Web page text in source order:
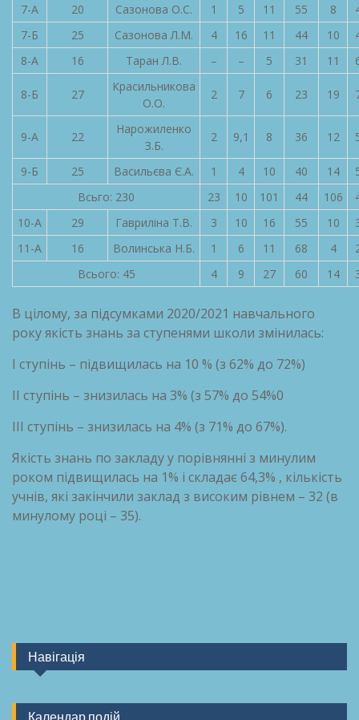
7-А 20 Сазонова О.С. 1 5 11 55 8
7-Б
25 Сазонова Л.М. 4 16 11 44 10
8-А
16 Таран Л.В. – – 5 31 11
8-Б 27
Красильникова
О.О.
2 7 6 23 19
9-А 22
Нарожиленко
З.Б.
2 9,1 8 36 12
9-Б 25 Васильєва Є.А. 1 4 10 40 14
Всьго: 230
23 10 101 44 106
10-А
29 Гавриліна Т.В. 3 10 16 55 10
11-А
16 Волинська Н.Б. 1 6 11 68 4
Всього: 45
4 9 27 60 14
В цілому, за підсумками 2020/2021 навчального
року якість знань за ступенями школи змінилась:
І ступінь – підвищилась на 10 % (з 62% до 72%)
ІІ ступінь – знизилась на 3% (з 57% до 54%0
ІІІ ступінь – знизилась на 4% (з 71% до 67%).
Якість знань по закладу у порівнянні з минулим
роком підвищилась на 1% і складає 64,3% , кількість
учнів, які закінчили заклад з високим рівнем – 32 (в
минулому році – 35).
Навігація